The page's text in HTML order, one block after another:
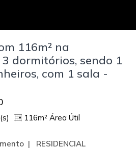
116m² na
dormitórios, sendo 1
com 1 sala -
116m² Área Útil
| RESIDENCIAL